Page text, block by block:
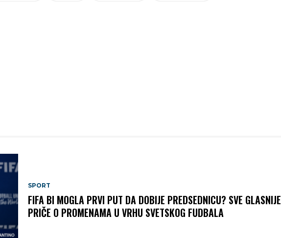
SPORT
FIFA BI MOGLA PRVI PUT DA DOBIJE PREDSEDNICU? SVE GLASNIJE
PRIČE O PROMENAMA U VRHU SVETSKOG FUDBALA